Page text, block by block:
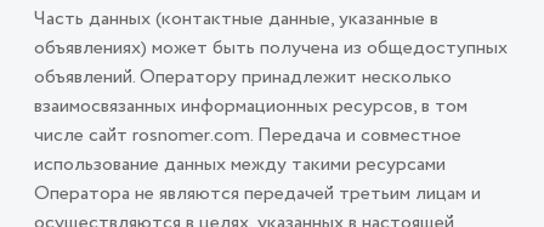
Часть данных (контактные данные, указанные в
объявлениях) может быть получена из общедоступных
объявлений. Оператору принадлежит несколько
взаимосвязанных информационных ресурсов, в том
числе сайт rosnomer.com. Передача и совместное
использование данных между такими ресурсами
Оператора не являются передачей третьим лицам и